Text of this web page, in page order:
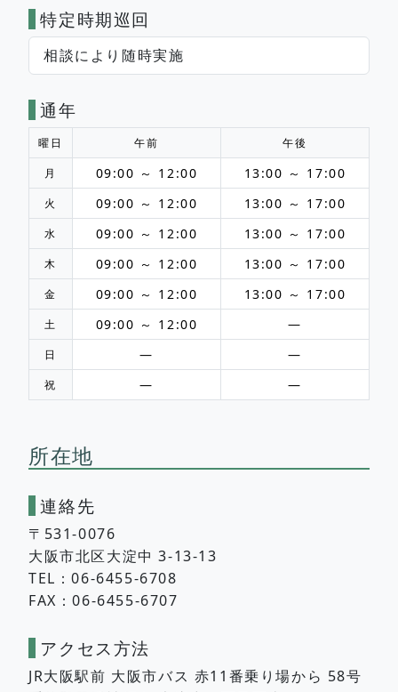
特定時期巡回
相談により随時実施
通年
曜日 午前
午後
月
09:00 ～ 12:00 13:00 ～ 17:00
火 09:00 ～ 12:00 13:00 ～ 17:00
水 09:00 ～ 12:00 13:00 ～ 17:00
木 09:00 ～ 12:00 13:00 ～ 17:00
金 09:00 ～ 12:00 13:00 ～ 17:00
土 09:00 ～ 12:00 ―
日 ― ―
祝 ― ―
所在地
連絡先
〒531-0076
大阪市北区大淀中 3-13-13
TEL：06-6455-6708
FAX：06-6455-6707
アクセス方法
JR大阪駅前 大阪市バス 赤11番乗り場から 58号